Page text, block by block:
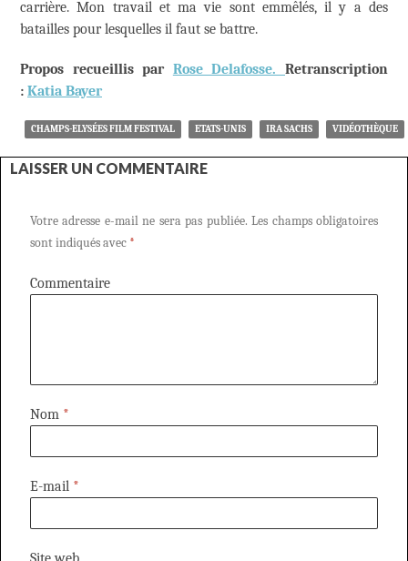
carrière. Mon travail et ma vie sont emmêlés, il y a des
batailles pour lesquelles il faut se battre.
Propos recueillis par Rose Delafosse.Retranscription
: Katia Bayer
CHAMPS-ELYSÉES FILM FESTIVAL ETATS-UNIS IRA SACHS VIDÉOTHÈQUE
LAISSER UN COMMENTAIRE
Votre adresse e-mail ne sera pas publiée. Les champs obligatoires
sont indiqués avec *
Commentaire
Nom *
E-mail *